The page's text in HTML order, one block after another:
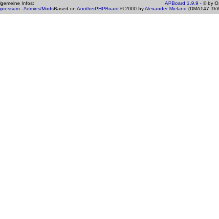
Infos:
-Admins/Mods
APBoard 1.9.9 - © by
Based on AnotherPHPBoard © 2000 byAlexander Mieland